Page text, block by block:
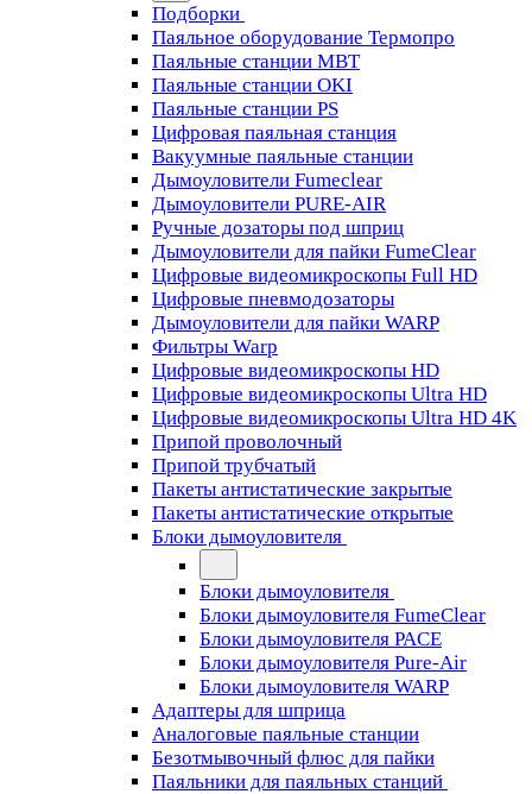
Подборки
Паяльное оборудование Термопро
Паяльные станции MBT
Паяльные станции OKI
Паяльные станции PS
Цифровая паяльная станция
Вакуумные паяльные станции
Дымоуловители Fumeclear
Дымоуловители PURE-AIR
Ручные дозаторы под шприц
Дымоуловители для пайки FumeClear
Цифровые видеомикроскопы Full HD
Цифровые пневмодозаторы
Дымоуловители для пайки WARP
Фильтры Warp
Цифровые видеомикроскопы HD
Цифровые видеомикроскопы Ultra HD
Цифровые видеомикроскопы Ultra HD 4K
Припой проволочный
Припой трубчатый
Пакеты антистатические закрытые
Пакеты антистатические открытые
Блоки дымоуловителя
Блоки дымоуловителя
Блоки дымоуловителя FumeClear
Блоки дымоуловителя PACE
Блоки дымоуловителя Pure-Air
Блоки дымоуловителя WARP
Адаптеры для шприца
Аналоговые паяльные станции
Безотмывочный флюс для пайки
Паяльники для паяльных станций